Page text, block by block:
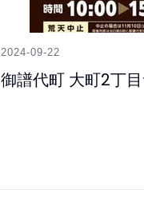
2024-09-22
御譜代町 大町2丁